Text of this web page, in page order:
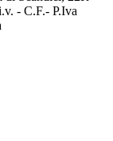
- C.F.- P.Iva